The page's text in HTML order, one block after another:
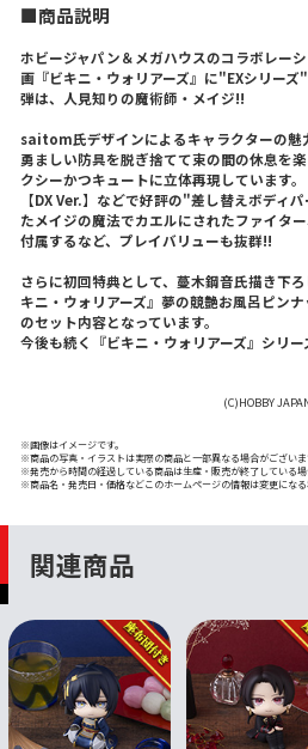
■商品説明
ホビージャパン＆メガハウスのコラボレー
画『ビキニ・ウォリアーズ』に"EXシリー
弾は、人見知りの魔術師・メイジ!!
saitom氏デザインによるキャラクターの魅
勇ましい防具を脱ぎ捨てて束の間の休息を
クシーかつキュートに立体再現しています。
【DX Ver.】などで好評の"差し替えボディ
たメイジの魔法でカエルにされたファイタ
付属するなど、プレイバリューも抜群!!
さらに初回特典として、蔓木鋼音氏描き下
キニ・ウォリアーズ』夢の競艶お風呂ピン
のセット内容となっています。
今後も続く『ビキニ・ウォリアーズ』シリ
(C)HOBBY
※画像はイメージです。
※商品の写真・イラストは実際の商品と一部異なる場合がございま
※発売から時間の経過している商品は生産・販売が終了している場
※商品名・発売日・価格などこのホームページの情報は変更になる
関連商品